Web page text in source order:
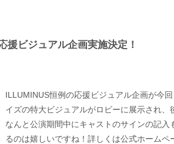
援ビジュアル企画実施決定！
ILLUMINUS恒例の応援ビジュアル企画が今
イズの特大ビジュアルがロビーに展示され、
なんと公演期間中にキャストのサインの記入
るのは嬉しいですね！詳しくは公式ホームペ